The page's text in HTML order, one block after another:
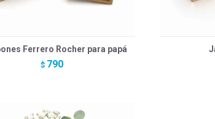
Ferrero Rocher para papá
$ 790